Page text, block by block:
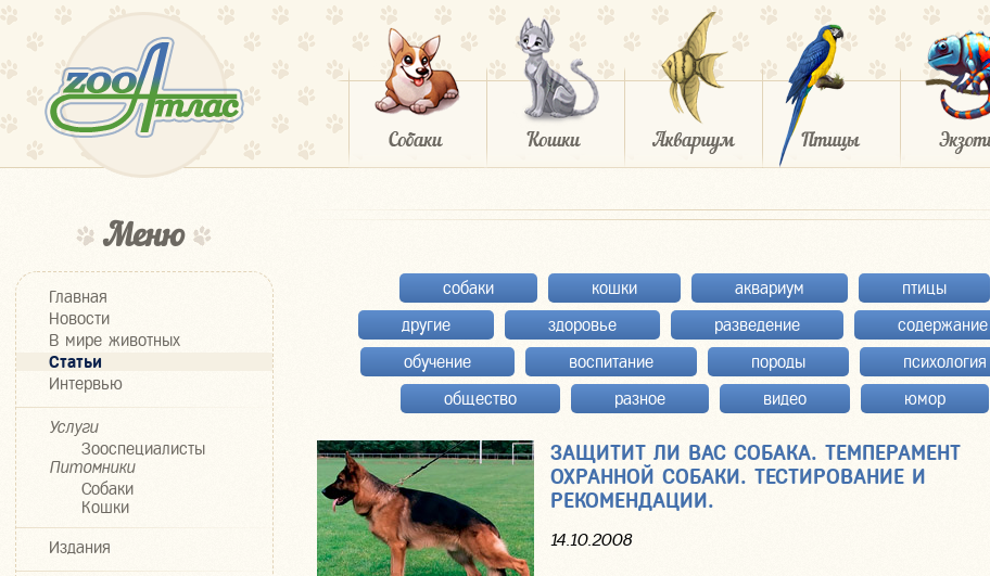
Меню
Главная
Новости
В мире животных
Статьи
Интервью
Услуги
Зооспециалисты
Питомники
Собаки
Кошки
Издания
собаки кошки аквариум
птицы
другие
здоровье разведение
содержание
обучение
воспитание породы
психология
общество
разное видео юмор
ЗАЩИТИТ ЛИ ВАС СОБАКА. ТЕМПЕРАМЕНТ
ОХРАННОЙ СОБАКИ. ТЕСТИРОВАНИЕ И
РЕКОМЕНДАЦИИ.
14.10.2008